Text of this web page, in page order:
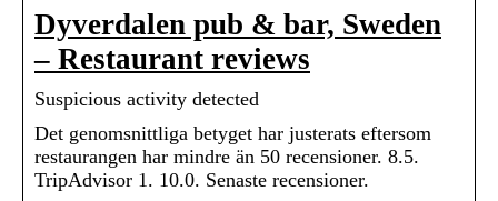
Dyverdalen pub & bar, Sweden
– Restaurant reviews
Suspicious activity detected
Det genomsnittliga betyget har justerats eftersom
restaurangen har mindre än 50 recensioner. 8.5.
TripAdvisor 1. 10.0. Senaste recensioner.